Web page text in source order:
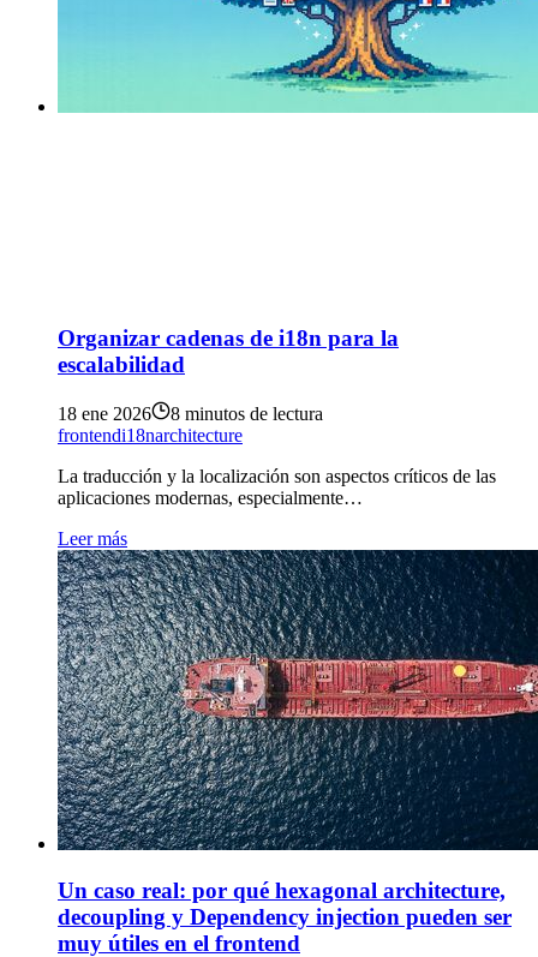
Organizar cadenas de i18n para la
escalabilidad
18 ene 2026
8 minutos de lectura
frontendi18narchitecture
La traducción y la localización son aspectos críticos de las
aplicaciones modernas, especialmente…
Leer más
Un caso real: por qué hexagonal architecture,
decoupling y Dependency injection pueden ser
muy útiles en el frontend